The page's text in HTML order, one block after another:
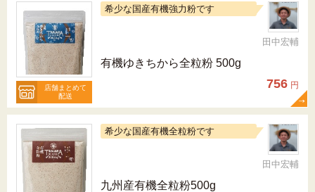
店舗まとめて
配送
希少な国産有機強力粉です
田中宏輔
有機ゆきちから全粒粉 500g
756 円
希少な国産有機全粒粉です
田中宏輔
九州産有機全粒粉500g